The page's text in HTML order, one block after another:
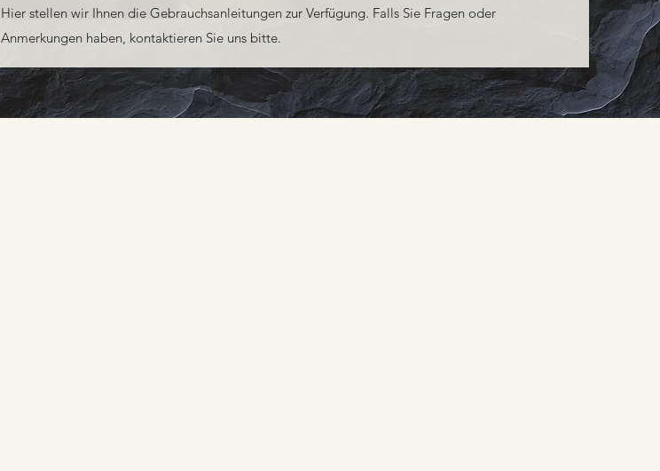
Hier stellen wir Ihnen die Gebrauchsanleitungen zur Verfügung. Falls Sie Fragen oder
Anmerkungen haben, kontaktieren Sie uns bitte.